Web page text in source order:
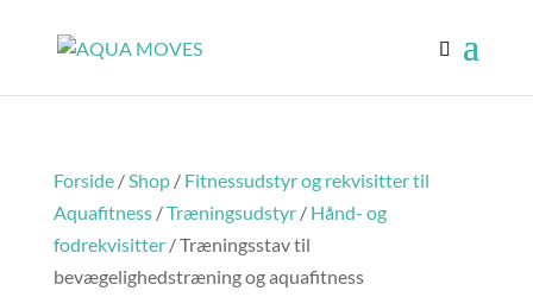
Forside/Shop/ Fitnessudstyr og rekvisitter til
Aquafitness/Træningsudstyr/ Hånd- og
fodrekvisitter/ Træningsstav til
bevægelighedstræning og aquafitness